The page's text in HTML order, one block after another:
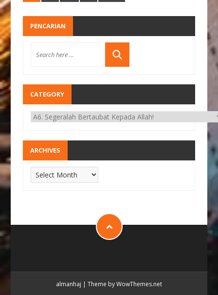
PENCARIAN
CATEGORY
ARCHIVES
almanhaj | Theme by WowThemes.net